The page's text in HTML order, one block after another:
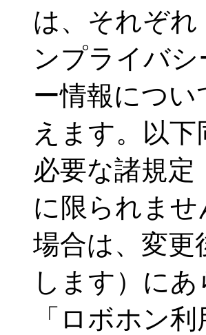
は、それぞ
ンプライバ
ー情報につ
えます。以
必要な諸規
に限られま
場合は、変更
します）に
「ロボホン